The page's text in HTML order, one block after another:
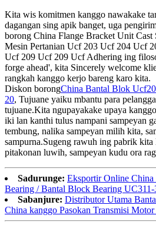
Kita wis komitmen kanggo nawakake
dagangan sing apik banget, uga
borong China Flange Bracket Unit
Mesin Pertanian Ucf 203 Ucf 204 Ucf
Ucf 209 Ucf 209 Ucf Adhering ing
forge ahead', kita Sincerely welcome
rangkah kanggo kerjo bareng karo kita.
Diskon borongChina Bantal Blok
20, Tujuane yaiku mbantu para
tujuane.Kita ngupayakake upaya
iki lan kanthi tulus nampani sampeyan
tembung, nalika sampeyan milih kita,
sampurna.Sugeng rawuh ing pabrik
pitakonan luwih, sampeyan kudu ora
Sadurunge: Eksportir Online
Bearing / Bantal Block Bearing UC311-
Sabanjure: Distributor Utama
China kanggo Pasokan Transmisi